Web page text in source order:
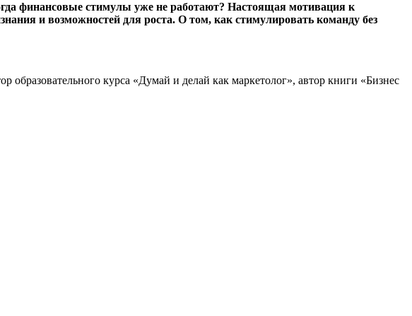
финансовые стимулы уже не работают? Настоящая мотивация к
и возможностей для роста. О том, как стимулировать команду без
курса «Думай и делай как маркетолог», автор книги «Бизнес